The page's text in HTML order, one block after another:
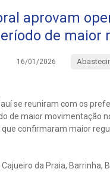
aprovam
de maior
16/01/2026
se reuniram com os
de maior movimentação
confirmaram maior
da Praia,